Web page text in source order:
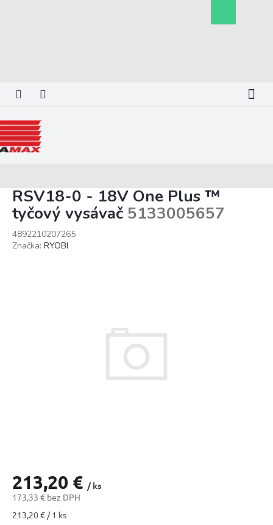
košík
RSV18-0 - 18V One Plus ™
tyčový vysávač 5133005657
4892210207265
Značka: RYOBI
213,20 € / ks
173,33 € bez DPH
Jednotková
213,20 € / 1 ks